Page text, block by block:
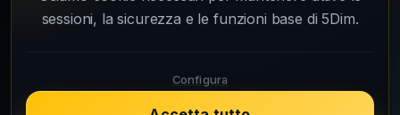
Changelog
Galleria immagini
Supporto
sessioni, la sicurezza e le funzioni base di 5Dim.
Configura